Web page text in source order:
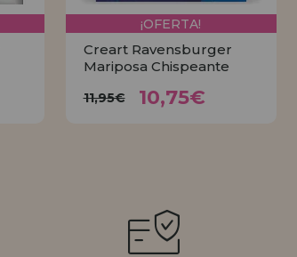
¡OFERTA!
Creart Ravensburger
Mariposa Chispeante
11,95€ 10,75€